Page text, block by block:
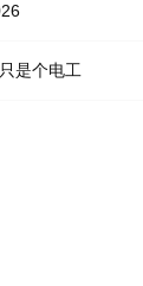
是个电工